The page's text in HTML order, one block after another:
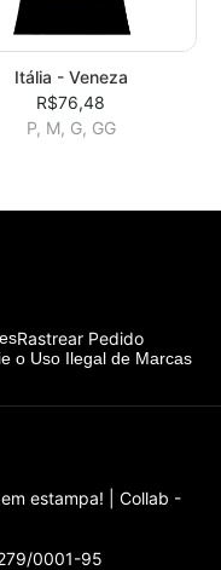
Itália - Veneza
R$76,48
P, M, G, GG
Rastrear Pedido
o Uso Ilegal de Marcas
estampa! | Collab -
0001-95